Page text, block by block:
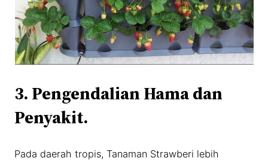
3. Pengendalian Hama dan
Penyakit.
Pada daerah tropis, Tanaman Strawberi lebih